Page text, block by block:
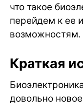
что такое
перейдем к ее
возможностям.
Краткая
довольно